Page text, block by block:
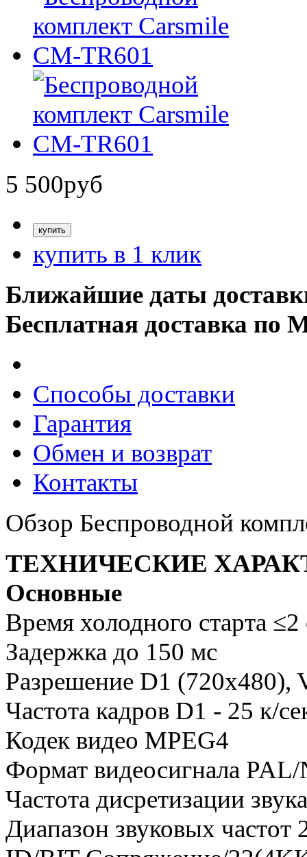
5 500руб
купить в 1 клик
Ближайшие даты
Бесплатная доставка по
Способы доставки
Гарантия
Обмен и возврат
Контакты
Обзор Беспроводной
ТЕХНИЧЕСКИЕ
Основные
Время холодного старта ≤2
Задержка до 150 мс
Разрешение D1 (720x480),
Частота кадров D1 - 25 к/
Кодек видео MPEG4
Формат видеосигнала
Частота дисретизации
Диапазон звуковых частот